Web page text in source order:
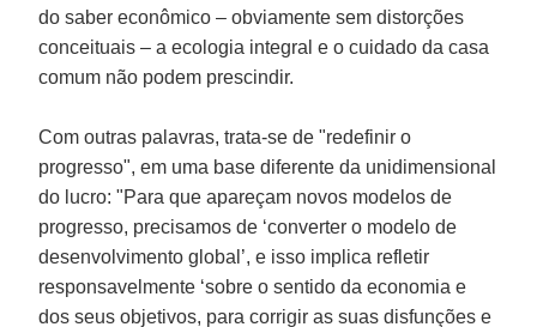
do saber econômico – obviamente sem distorções
conceituais – a ecologia integral e o cuidado da casa
comum não podem prescindir.
Com outras palavras, trata-se de "redefinir o
progresso", em uma base diferente da unidimensional
do lucro: "Para que apareçam novos modelos de
progresso, precisamos de ‘converter o modelo de
desenvolvimento global’, e isso implica refletir
responsavelmente ‘sobre o sentido da economia e
dos seus objetivos, para corrigir as suas disfunções e